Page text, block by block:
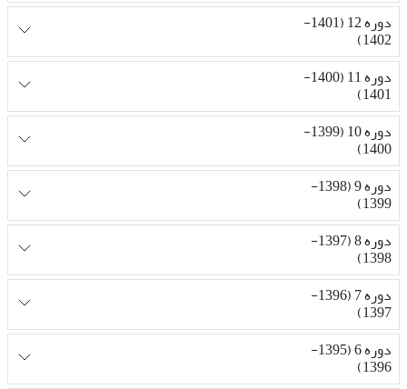
دوره 12 (1401-
1402)
دوره 11 (1400-
1401)
دوره 10 (1399-
1400)
دوره 9 (1398-
1399)
دوره 8 (1397-
1398)
دوره 7 (1396-
1397)
دوره 6 (1395-
1396)